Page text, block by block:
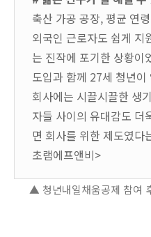
축산 가공 공장, 평균 연
외국인 근로자도 쉽게 지
는 진작에 포기한 상황이
도입과 함께 27세 청년
회사에는 시끌시끌한 생
자들 사이의 유대감도 더
면 회사를 위한 제도였다
초램에프앤비>
▲ 청년내일채움공제 참여